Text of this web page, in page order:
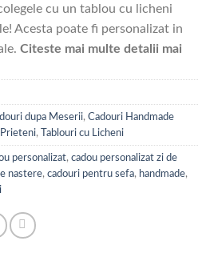
cu un tablou cu licheni
Acesta poate fi personalizat in
Citeste mai multe detalii mai
dupa Meserii, Cadouri Handmade
, Tablouri cu Licheni
personalizat, cadou personalizat zi de
nastere, cadouri pentru sefa, handmade,